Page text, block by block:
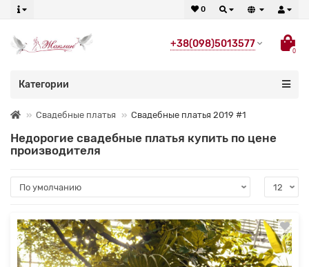
0
+38(098)5013577
0
Категории
Свадебные платья Свадебные платья 2019 #1
Недорогие свадебные платья купить по цене
производителя